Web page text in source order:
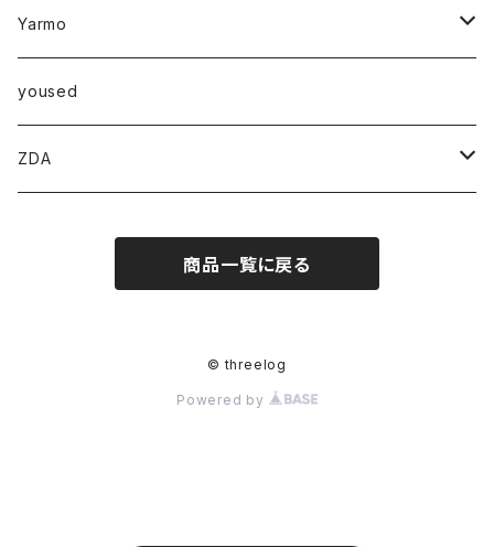
スカート
トップス
ベスト
トップス
Ｔシャツ
Yarmo
アウター
コート
小物
yoused
ZDA
商品一覧に戻る
© threelog
Powered by